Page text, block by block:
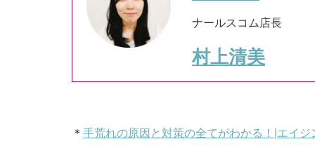
ナールスコム店長
村上清美
＊ 手荒れの原因と対策の全てがわかる！|エイジ